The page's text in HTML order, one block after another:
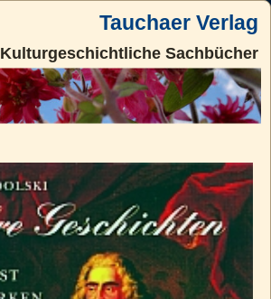
Tauchaer Verlag
Kulturgeschichtliche Sachbücher